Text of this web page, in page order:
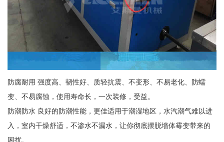
防腐耐用 强度高、韧性好、质轻抗震、不变形、不易老化、防蠕
变、不易腐蚀，使用寿命长，一次装修，受益。
防潮防水 良好的防潮性能，更佳适用于潮湿地区，水汽潮气难以进
入，室内干燥舒适，不渗水不漏水，让你彻底摆脱墙体霉变带来的
困扰。